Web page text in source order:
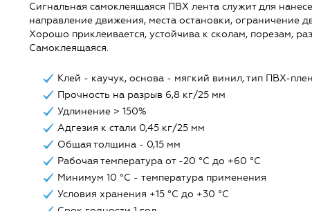
Сигнальная самоклеящаяся ПВХ лента служит для
направление движения, места остановки, ограничение
Хорошо приклеивается, устойчива к сколам, порезам,
Самоклеящаяся.
Клей - каучук, основа - мягкий винил, тип ПВХ-
Прочность на разрыв 6,8 кг/25 мм
Удлинение > 150%
Адгезия к стали 0,45 кг/25 мм
Общая толщина - 0,15 мм
Рабочая температура от -20 °C до +60 °C
Минимум 10 °C - температура применения
Условия хранения +15 °C до +30 °C